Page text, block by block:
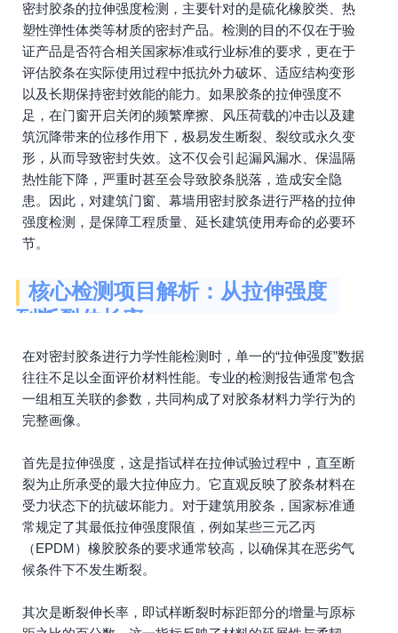
密封胶条的拉伸强度检测，主要针对的是硫化橡胶类、热
塑性弹性体类等材质的密封产品。检测的目的不仅在于验
证产品是否符合相关国家标准或行业标准的要求，更在于
评估胶条在实际使用过程中抵抗外力破坏、适应结构变形
以及长期保持密封效能的能力。如果胶条的拉伸强度不
足，在门窗开启关闭的频繁摩擦、风压荷载的冲击以及建
筑沉降带来的位移作用下，极易发生断裂、裂纹或永久变
形，从而导致密封失效。这不仅会引起漏风漏水、保温隔
热性能下降，严重时甚至会导致胶条脱落，造成安全隐
患。因此，对建筑门窗、幕墙用密封胶条进行严格的拉伸
强度检测，是保障工程质量、延长建筑使用寿命的必要环
节。
核心检测项目解析：从拉伸强度
到断裂伸长率
在对密封胶条进行力学性能检测时，单一的“拉伸强度”数据
往往不足以全面评价材料性能。专业的检测报告通常包含
一组相互关联的参数，共同构成了对胶条材料力学行为的
完整画像。
首先是拉伸强度，这是指试样在拉伸试验过程中，直至断
裂为止所承受的最大拉伸应力。它直观反映了胶条材料在
受力状态下的抗破坏能力。对于建筑用胶条，国家标准通
常规定了其最低拉伸强度限值，例如某些三元乙丙
（EPDM）橡胶胶条的要求通常较高，以确保其在恶劣气
候条件下不发生断裂。
其次是断裂伸长率，即试样断裂时标距部分的增量与原标